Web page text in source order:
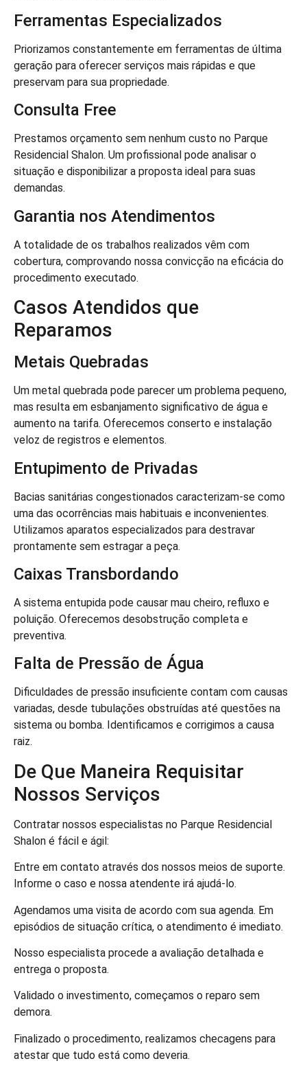
Ferramentas Especializados
Priorizamos constantemente em ferramentas de última
geração para oferecer serviços mais rápidas e que
preservam para sua propriedade.
Consulta Free
Prestamos orçamento sem nenhum custo no Parque
Residencial Shalon. Um profissional pode analisar o
situação e disponibilizar a proposta ideal para suas
demandas.
Garantia nos Atendimentos
A totalidade de os trabalhos realizados vêm com
cobertura, comprovando nossa convicção na eficácia do
procedimento executado.
Casos Atendidos que
Reparamos
Metais Quebradas
Um metal quebrada pode parecer um problema pequeno,
mas resulta em esbanjamento significativo de água e
aumento na tarifa. Oferecemos conserto e instalação
veloz de registros e elementos.
Entupimento de Privadas
Bacias sanitárias congestionados caracterizam-se como
uma das ocorrências mais habituais e inconvenientes.
Utilizamos aparatos especializados para destravar
prontamente sem estragar a peça.
Caixas Transbordando
A sistema entupida pode causar mau cheiro, refluxo e
poluição. Oferecemos desobstrução completa e
preventiva.
Falta de Pressão de Água
Dificuldades de pressão insuficiente contam com causas
variadas, desde tubulações obstruídas até questões na
sistema ou bomba. Identificamos e corrigimos a causa
raiz.
De Que Maneira Requisitar
Nossos Serviços
Contratar nossos especialistas no Parque Residencial
Shalon é fácil e ágil:
Entre em contato através dos nossos meios de suporte.
Informe o caso e nossa atendente irá ajudá-lo.
Agendamos uma visita de acordo com sua agenda. Em
episódios de situação crítica, o atendimento é imediato.
Nosso especialista procede a avaliação detalhada e
entrega o proposta.
Validado o investimento, começamos o reparo sem
demora.
Finalizado o procedimento, realizamos checagens para
atestar que tudo está como deveria.